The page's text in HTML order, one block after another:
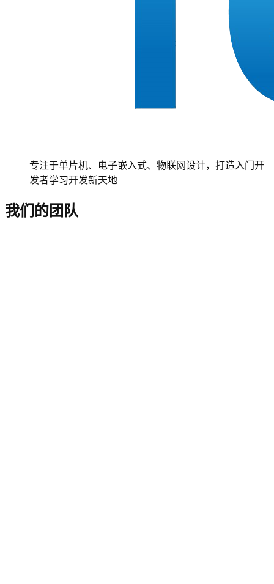
专注于单片机、电子嵌入式、物联网设计，打造入门开
发者学习开发新天地
我们的团队